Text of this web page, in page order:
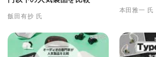
飯田有抄 氏
本田雅一 氏